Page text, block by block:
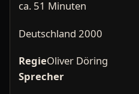
ca. 51 Minuten
Deutschland 2000
RegieOliver Döring
Sprecher